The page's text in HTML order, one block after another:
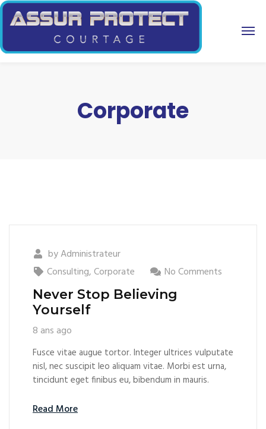
Corporate
byAdministrateur
Consulting,Corporate No Comments
Never Stop Believing
Yourself
8 ans ago
Fusce vitae augue tortor. Integer ultrices vulputate
nisl, nec suscipit leo aliquam vitae. Morbi est urna,
tincidunt eget finibus eu, bibendum in mauris.
Read More